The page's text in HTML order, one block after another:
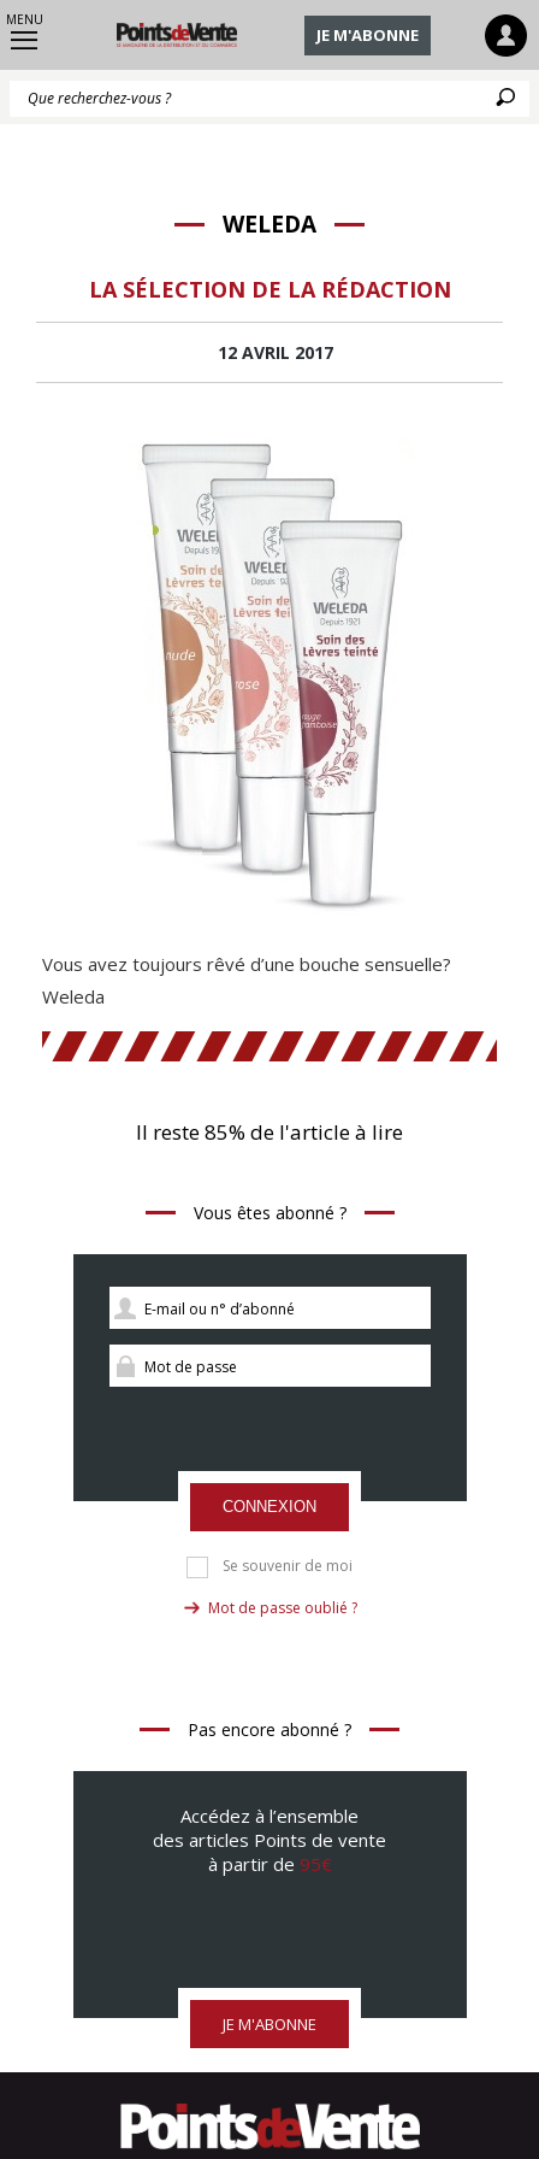
MENU
JE M'ABONNE
WELEDA
LA SÉLECTION DE LA RÉDACTION
12 AVRIL 2017
Vous avez toujours rêvé d’une bouche sensuelle?
Weleda
Il reste 85% de l'article à lire
Vous êtes abonné ?
CONNEXION
Se souvenir de moi
Mot de passe oublié ?
Pas encore abonné ?
Accédez à l’ensemble
des articles Points de vente
à partir de 95€
JE M'ABONNE